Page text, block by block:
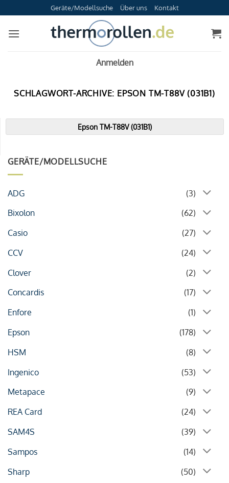
Inhalt
springen
Geräte/Modellsuche Über uns Kontakt
Anmelden
SCHLAGWORT-ARCHIVE: EPSON TM-T88V (031B1)
GERÄTE/MODELLSUCHE
ADG
(3)
Bixolon
(62)
Casio
(27)
CCV
(24)
Clover
(2)
Concardis
(17)
Enfore
(1)
Epson
(178)
HSM
(8)
Ingenico
(53)
Metapace
(9)
REA Card
(24)
SAM4S
(39)
Sampos
(14)
Sharp
(50)
Epson TM-T88V (031B1)